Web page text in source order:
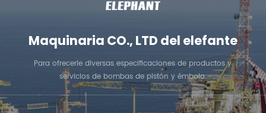
Maquinaria CO., LTD del elefante
Para ofrecerle diversas especificaciones de productos y
servicios de bombas de pistón y émbolo.